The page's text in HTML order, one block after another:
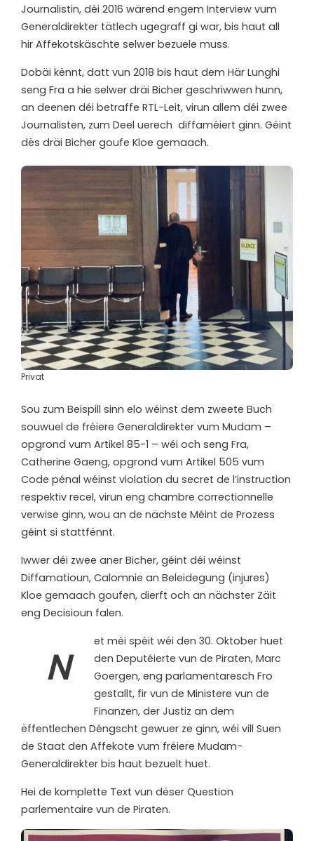
Journalistin, déi 2016 wärend engem Interview vum
Generaldirekter tätlech ugegraff gi war, bis haut all
hir Affekotskäschte selwer bezuele muss.
Dobäi kënnt, datt vun 2018 bis haut dem Här Lunghi
seng Fra a hie selwer dräi Bicher geschriwwen hunn,
an deenen déi betraffe RTL-Leit, virun allem déi zwee
Journalisten, zum Deel uerech diffaméiert ginn. Géint
dës dräi Bicher goufe Kloe gemaach.
Privat
Sou zum Beispill sinn elo wéinst dem zweete Buch
souwuel de fréiere Generaldirekter vum Mudam –
opgrond vum Artikel 85-1 – wéi och seng Fra,
Catherine Gaeng, opgrond vum Artikel 505 vum
Code pénal wéinst violation du secret de l’instruction
respektiv recel, virun eng chambre correctionnelle
verwise ginn, wou an de nächste Méint de Prozess
géint si stattfënnt.
Iwwer déi zwee aner Bicher, géint déi wéinst
Diffamatioun, Calomnie an Beleidegung (injures)
Kloe gemaach goufen, dierft och an nächster Zäit
eng Decisioun falen.
N
et méi spéit wéi den 30. Oktober huet
den Deputéierte vun de Piraten, Marc
Goergen, eng parlamentaresch Fro
gestallt, fir vun de Ministere vun de
Finanzen, der Justiz an dem
ëffentlechen Déngscht gewuer ze ginn, wéi vill Suen
de Staat den Affekote vum fréiere Mudam-
Generaldirekter bis haut bezuelt huet.
Hei de komplette Text vun dëser Question
parlementaire vun de Piraten.